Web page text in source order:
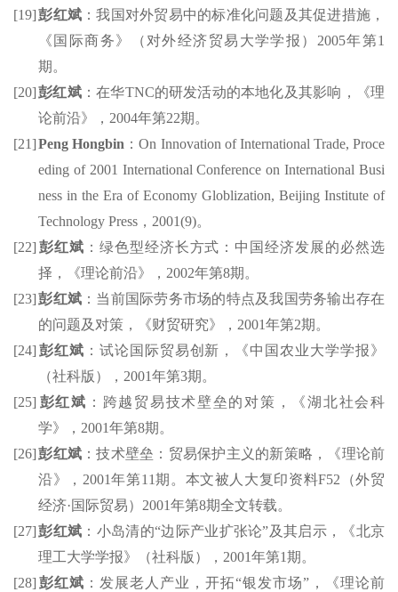
[19]彭红斌 ：我国对外贸易中的标准化问题 及其促进措施，
《国际商务》（对外经济贸易大学学报） 2005年第1
期。
[20]彭红斌：在华TNC的研发活动的本地化及其影响，《理
论前沿》， 2004年第22期。
[21]Peng Hongbin ：On Innovation of International Trade, Proce
eding of 2001 International Conference on International Busi
ness in the Era of Economy Globlization, Beijing Institute of
Technology Press ， 2001(9)。
[22] 彭红斌 ：绿色型经济长方式：中国经济发展的必然选
择，《理论前沿》， 2002年第8期。
[23]彭红斌 ：当前国际劳务市场的特点及我国劳务输出存在
的问题及对策，《财贸研究》， 2001年第2期。
[24] 彭红斌 ：试论国际贸易创新，《中国农业大学学报》
（社科版）， 2001年第3期。
[25] 彭红斌 ：跨越贸易技术壁垒的对策，《湖北社会科
学》， 2001年第8期。
[26]彭红斌 ：技术壁垒：贸易保护主义的新策略，《理论前
沿》， 2001年第11期。本文被人大复印资料F52 （外贸
经济·国际贸易） 2001年第8期全文转载。
[27]彭红斌 ： 小岛清的“边际产业扩张论”及其启示，《北京
理工大学学报》（社科版）， 2001年第1期。
[28] 彭红斌 ：发展老人产业，开拓“银发市场” ，《理论前